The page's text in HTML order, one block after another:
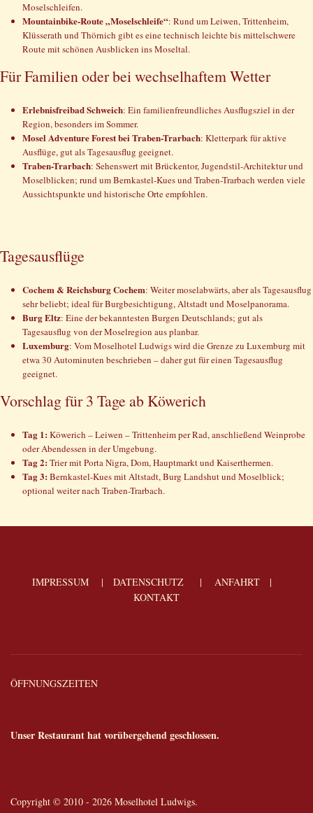
Moselschleifen.
Mountainbike-Route „Moselschleife“: Rund um Leiwen, Trittenheim,
Klüsserath und Thörnich gibt es eine technisch leichte bis mittelschwere
Route mit schönen Ausblicken ins Moseltal.
Für Familien oder bei wechselhaftem Wetter
Erlebnisfreibad Schweich: Ein familienfreundliches Ausflugsziel in der
Region, besonders im Sommer.
Mosel Adventure Forest bei Traben-Trarbach: Kletterpark für aktive
Ausflüge, gut als Tagesausflug geeignet.
Traben-Trarbach: Sehenswert mit Brückentor, Jugendstil-Architektur und
Moselblicken; rund um Bernkastel-Kues und Traben-Trarbach werden viele
Aussichtspunkte und historische Orte empfohlen.
Tagesausflüge
Cochem & Reichsburg Cochem: Weiter moselabwärts, aber als Tagesausflug
sehr beliebt; ideal für Burgbesichtigung, Altstadt und Moselpanorama.
Burg Eltz: Eine der bekanntesten Burgen Deutschlands; gut als
Tagesausflug von der Moselregion aus planbar.
Luxemburg: Vom Moselhotel Ludwigs wird die Grenze zu Luxemburg mit
etwa 30 Autominuten beschrieben – daher gut für einen Tagesausflug
geeignet.
Vorschlag für 3 Tage ab Köwerich
Tag 1: Köwerich – Leiwen – Trittenheim per Rad, anschließend Weinprobe
oder Abendessen in der Umgebung.
Tag 2: Trier mit Porta Nigra, Dom, Hauptmarkt und Kaiserthermen.
Tag 3: Bernkastel-Kues mit Altstadt, Burg Landshut und Moselblick;
optional weiter nach Traben-Trarbach.
IMPRESSUM| DATENSCHUTZ| ANFAHRT|
KONTAKT
ÖFFNUNGSZEITEN
Unser Restaurant hat vorübergehend geschlossen.
Copyright © 2010 - 2026 Moselhotel Ludwigs.